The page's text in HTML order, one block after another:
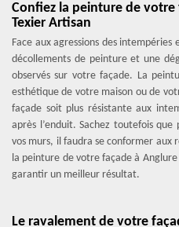
Confiez la peinture de votre
Texier Artisan
Face aux agressions des
décollements de peinture et une
observés sur votre façade. La
esthétique de votre maison ou de
façade soit plus résistante aux
après l’enduit. Sachez toutefois
vos murs, il faudra se conformer aux
la peinture de votre façade à
garantir un meilleur résultat.
Le ravalement de votre